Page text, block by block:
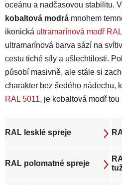
oceánu a nadčasovou stabilitu.
kobaltová modrá mnohem
ikonická ultramarínová modř
ultramarínová barva sází na
cestu tiché síly a ušlechtilosti.
působí masivně, ale stále si
charakter bez šedého nádechu,
RAL 5011, je kobaltová modř
RAL lesklé spreje
RAL polomatné spreje